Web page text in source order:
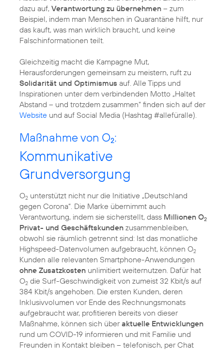
dazu auf, Verantwortung zu übernehmen – zum
Beispiel, indem man Menschen in Quarantäne hilft, nur
das kauft, was man wirklich braucht, und keine
Falschinformationen teilt.
Gleichzeitig macht die Kampagne Mut,
Herausforderungen gemeinsam zu meistern, ruft zu
Solidarität und Optimismus auf. Alle Tipps und
Inspirationen unter dem verbindenden Motto „Haltet
Abstand – und trotzdem zusammen“ finden sich auf der
Website
Maßnahme von O2:
Kommunikative
Grundversorgung
O2 unterstützt nicht nur die Initiative „Deutschland
gegen Corona“. Die Marke übernimmt auch
Verantwortung, indem sie sicherstellt, dass Millionen O2
Privat- und Geschäftskunden zusammenbleiben,
obwohl sie räumlich getrennt sind: Ist das monatliche
Highspeed-Datenvolumen aufgebraucht, können O2
Kunden alle relevanten Smartphone-Anwendungen
ohne Zusatzkosten unlimitiert weiternutzen. Dafür hat
O2 die Surf-Geschwindigkeit von zumeist 32 Kbit/s auf
384 Kbit/s angehoben. Die ersten Kunden, deren
Inklusivvolumen vor Ende des Rechnungsmonats
aufgebraucht war, profitieren bereits von dieser
Maßnahme, können sich überaktuelle Entwicklungen
rund um COVID-19 informieren und mit Familie und
Freunden in Kontakt bleiben – telefonisch, per Chat